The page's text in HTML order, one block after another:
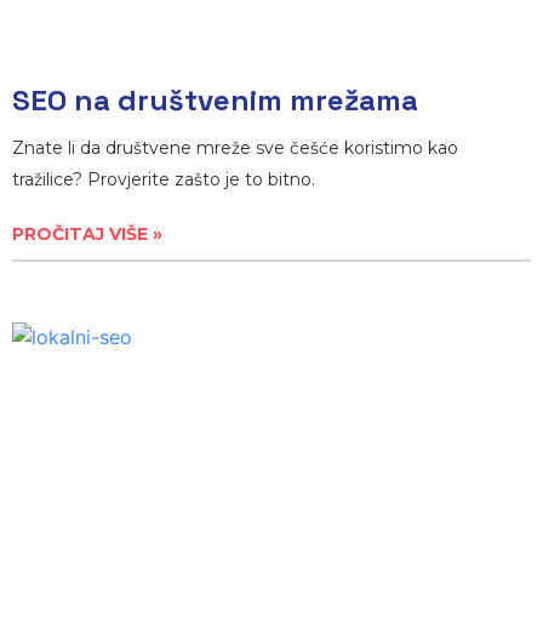
SEO na društvenim mrežama
Znate li da društvene mreže sve češće koristimo kao
tražilice? Provjerite zašto je to bitno.
PROČITAJ VIŠE »